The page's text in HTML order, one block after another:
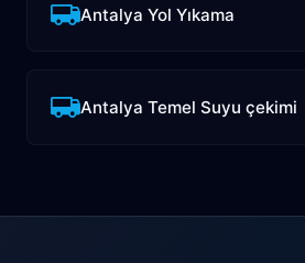
Antalya Yol Yıkama
Antalya Temel Suyu çekimi